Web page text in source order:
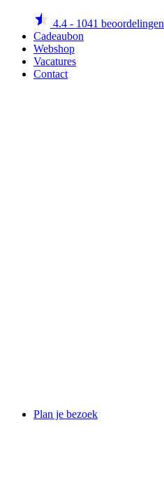
4.4 - 1041 beoordelingen
Cadeaubon
Webshop
Vacatures
Contact
Plan je bezoek